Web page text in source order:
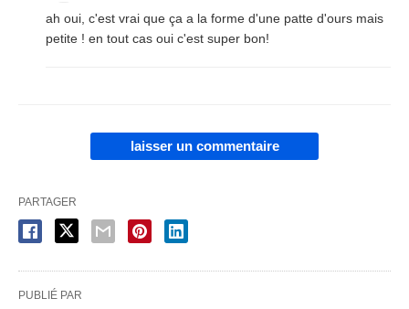
ah oui, c'est vrai que ça a la forme d'une patte d'ours mais
petite ! en tout cas oui c'est super bon!
laisser un commentaire
PARTAGER
PUBLIÉ PAR